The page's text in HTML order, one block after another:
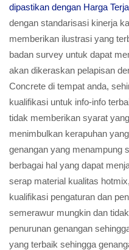
dipastikan dengan Harga
dengan standarisasi kinerja
memberikan ilustrasi yang
badan survey untuk dapat
akan dikeraskan pelapisan
Concrete di tempat anda,
kualifikasi untuk info-info
tidak memberikan syarat
menimbulkan kerapuhan
genangan yang menampung
berbagai hal yang dapat
serap material kualitas
kualifikasi pengaturan dan
semerawur mungkin dan
penurunan genangan
yang terbaik sehingga